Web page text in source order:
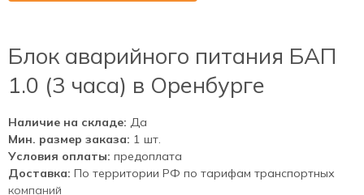
Блок аварийного питания БАП
1.0 (3 часа) в Оренбурге
Наличие на складе: Да
Мин. размер заказа: 1 шт.
Условия оплаты: предоплата
Доставка: По территории РФ по тарифам транспортных
компаний